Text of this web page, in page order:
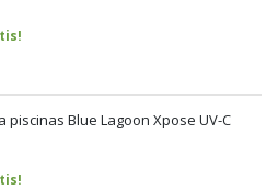
piscinas Blue Lagoon Xpose UV-C